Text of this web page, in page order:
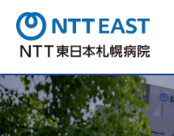
当院について